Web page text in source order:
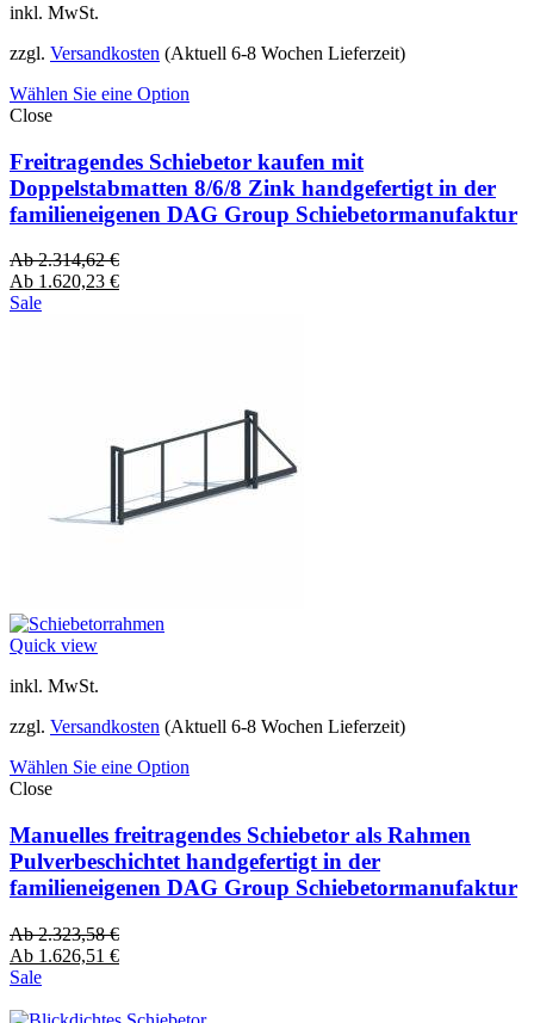
inkl. MwSt.
zzgl. Versandkosten (Aktuell 6-8 Wochen Lieferzeit)
Wählen Sie eine Option
Close
Freitragendes Schiebetor kaufen mit
Doppelstabmatten 8/6/8 Zink handgefertigt in der
familieneigenen DAG Group Schiebetormanufaktur
Ab2.314,62€
Ab 1.620,23 €
Sale
Quick view
inkl. MwSt.
zzgl. Versandkosten (Aktuell 6-8 Wochen Lieferzeit)
Wählen Sie eine Option
Close
Manuelles freitragendes Schiebetor als Rahmen
Pulverbeschichtet handgefertigt in der
familieneigenen DAG Group Schiebetormanufaktur
Ab2.323,58€
Ab 1.626,51 €
Sale